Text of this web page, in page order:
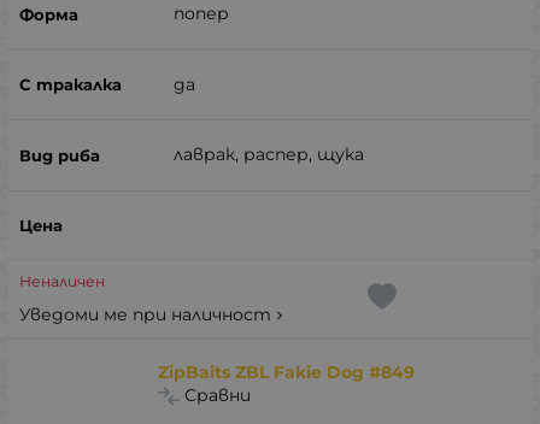
попер
да
лаврак, распер, щука
Неналичен
Уведоми ме при наличност
ZipBaits ZBL Fakie Dog #849
Сравни